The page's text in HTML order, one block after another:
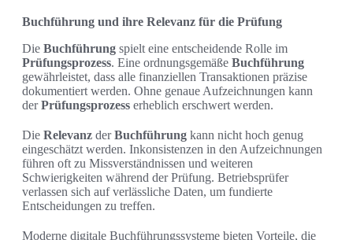
Buchführung und ihre Relevanz für die Prüfung
Die Buchführung spielt eine entscheidende Rolle im
Prüfungsprozess. Eine ordnungsgemäße Buchführung
gewährleistet, dass alle finanziellen Transaktionen präzise
dokumentiert werden. Ohne genaue Aufzeichnungen kann
derPrüfungsprozess erheblich erschwert werden.
Die Relevanz derBuchführung kann nicht hoch genug
eingeschätzt werden. Inkonsistenzen in den Aufzeichnungen
führen oft zu Missverständnissen und weiteren
Schwierigkeiten während der Prüfung. Betriebsprüfer
verlassen sich auf verlässliche Daten, um fundierte
Entscheidungen zu treffen.
Moderne digitale Buchführungssysteme bieten Vorteile, die